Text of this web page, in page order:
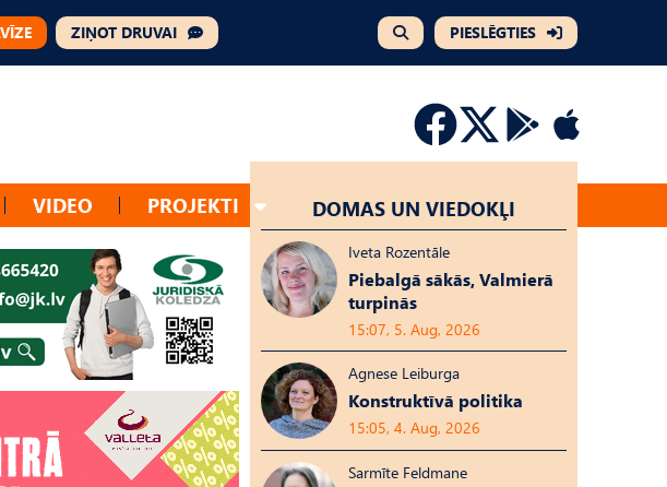
ZIŅOT DRUVAI PIESLĒGTIES
VIDEO PROJEKTI DOMAS UN VIEDOKĻI
Iveta Rozentāle
Piebalgā sākās, Valmierā
turpinās
15:07, 5. Aug, 2026
Agnese Leiburga
Konstruktīvā politika
15:05, 4. Aug, 2026
Sarmīte Feldmane